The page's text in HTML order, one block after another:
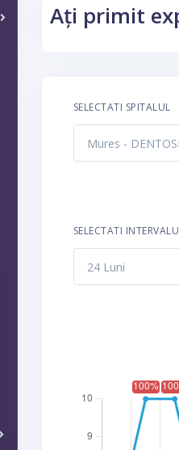
Ați primit
SELECTATI SPITALUL
SELECTATI